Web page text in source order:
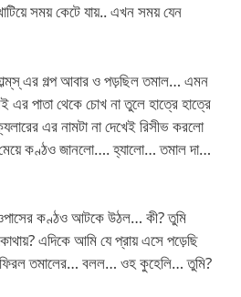
সময় কেটে যায়.. এখন সময় যেন
এর গল্প আবার ও পড়ছিল তমাল… এমন
পাতা থেকে চোখ না তুলে হাত্রে হাত্রে
এর নামটা না দেখেই রিসীভ করলো
কণ্ঠও জানলো…. হ্যালো… তমাল দা…
কণ্ঠও আটকে উঠল… কী? তুমি
এদিকে আমি যে প্রায় এসে পড়েছি
ফিরল তমালের… বলল… ওহ কুহেলি… তুমি?